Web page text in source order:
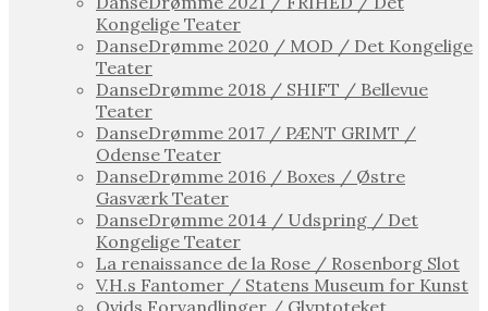
Kongelige Teater
DanseDrømme 2020 / MOD / Det Kongelige
Teater
DanseDrømme 2018 / SHIFT / Bellevue
Teater
DanseDrømme 2017 / PÆNT GRIMT /
Odense Teater
DanseDrømme 2016 / Boxes / Østre
Gasværk Teater
DanseDrømme 2014 / Udspring / Det
Kongelige Teater
La renaissance de la Rose / Rosenborg Slot
V.H.s Fantomer / Statens Museum for Kunst
Ovids Forvandlinger / Glyptoteket